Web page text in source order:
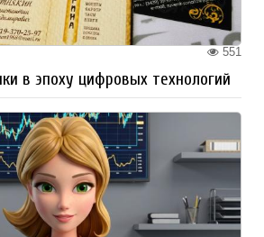
551
в эпоху цифровых технологий